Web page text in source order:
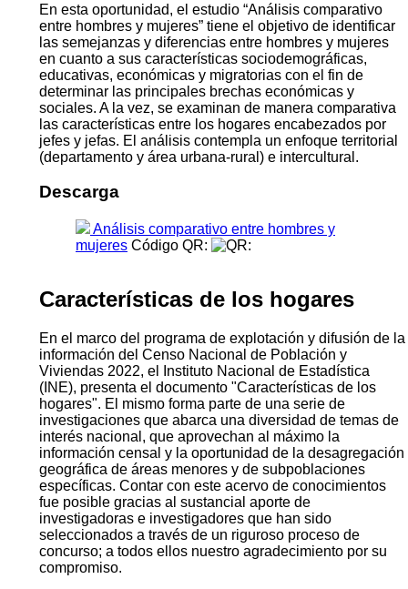
En esta oportunidad, el estudio “Análisis comparativo
entre hombres y mujeres” tiene el objetivo de identificar
las semejanzas y diferencias entre hombres y mujeres
en cuanto a sus características sociodemográficas,
educativas, económicas y migratorias con el fin de
determinar las principales brechas económicas y
sociales. A la vez, se examinan de manera comparativa
las características entre los hogares encabezados por
jefes y jefas. El análisis contempla un enfoque territorial
(departamento y área urbana-rural) e intercultural.
Descarga
Análisis comparativo entre hombres y
mujeres Código QR:
Características de los hogares
En el marco del programa de explotación y difusión de la
información del Censo Nacional de Población y
Viviendas 2022, el Instituto Nacional de Estadística
(INE), presenta el documento "Características de los
hogares". El mismo forma parte de una serie de
investigaciones que abarca una diversidad de temas de
interés nacional, que aprovechan al máximo la
información censal y la oportunidad de la desagregación
geográfica de áreas menores y de subpoblaciones
específicas. Contar con este acervo de conocimientos
fue posible gracias al sustancial aporte de
investigadoras e investigadores que han sido
seleccionados a través de un riguroso proceso de
concurso; a todos ellos nuestro agradecimiento por su
compromiso.